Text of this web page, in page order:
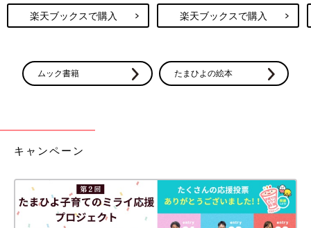
楽天ブックスで購入 楽天ブックスで購入
ムック書籍 たまひよの絵本
キャンペーン